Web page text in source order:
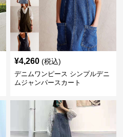
¥4,260 (税込)
デニムワンピース シンプルデニ
ムジャンパースカート